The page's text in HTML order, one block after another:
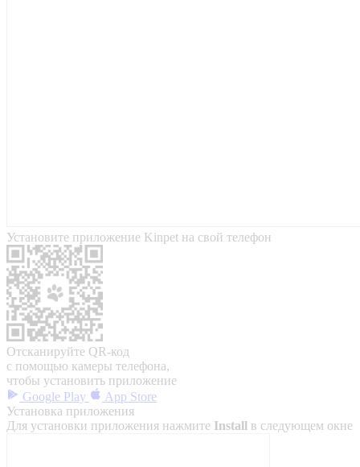
Установите приложение Kinpet на свой телефон
Отсканируйте QR-код
с помощью камеры телефона,
чтобы установить приложение
Google Play
App Store
Установка приложения
Для установки приложения нажмите Install в следующем окне